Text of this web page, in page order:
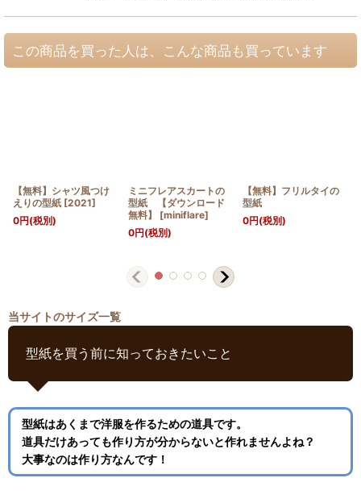
この商品を買った人は、こんな商品も買っています
【無料】シャツ風つけ
えりの型紙 [2021]
0円(税別)
ミニフレアスカートの
型紙 【ダウンロード
無料】
[miniflare]
0円(税別)
【無料】フリルタイの
型紙
0円(税別)
当サイトのサイズ一覧
型紙を買う前に知っておきたいこと
型紙はあくまで洋服を作るための道具です。
道具だけあっても作り方が分からないと作れませんよね？
大事なのは作り方なんです！